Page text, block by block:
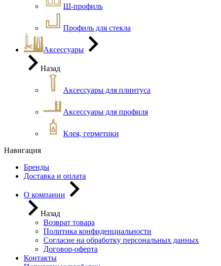
Ш-профиль
Профиль для стекла
Аксессуары
Назад
Аксессуары для плинтуса
Аксессуары для профиля
Клея, герметики
Навигация
Бренды
Доставка и оплата
О компании
Назад
Возврат товара
Политика конфиденциальности
Согласие на обработку персональных данных
Договор-оферта
Контакты